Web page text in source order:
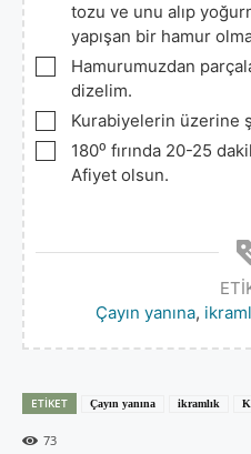
tozu ve unu alıp
yapışan bir hamur
▢
Hamurumuzdan
dizelim.
▢
Kurabiyelerin üzerine
▢180⁰ fırında 20-25
Afiyet olsun.
Çayın yanına,
ETIKET Çayın yanına ikramlık
73